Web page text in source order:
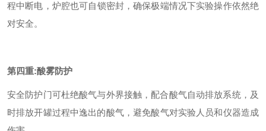
程中断电，炉腔也可自锁密封，确保极端情况下实验操作依然绝
对安全。
第四重:酸雾防护
安全防护门可杜绝酸气与外界接触，配合酸气自动排放系统，及
时排放开罐过程中逸出的酸气，避免酸气对实验人员和仪器造成